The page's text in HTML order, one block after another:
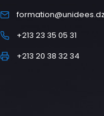
formation@unidees.dz
+213 23 35 05 31
+213 20 38 32 34